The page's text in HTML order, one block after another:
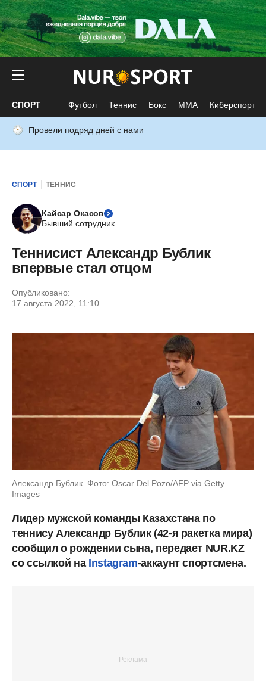
СПОРТ Футбол Теннис Бокс ММА Киберспорт
Провели подряд дней с нами
СПОРТ ТЕННИС
Кайсар Окасов
Бывший сотрудник
Теннисист Александр Бублик
впервые стал отцом
Опубликовано:
17 августа 2022, 11:10
Александр Бублик. Фото: Oscar Del Pozo/AFP via Getty
Images
Лидер мужской команды Казахстана по
теннису Александр Бублик (42-я ракетка мира)
сообщил о рождении сына, передает NUR.KZ
со ссылкой на Instagram-аккаунт спортсмена.